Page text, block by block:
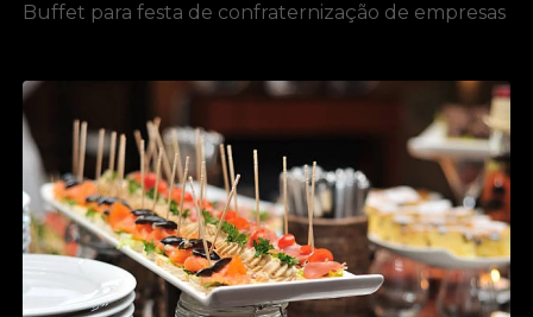
Buffet para festa de confraternização de empresas